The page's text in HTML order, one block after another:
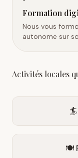
Formation
Nous vous
autonome sur
Activités locales
🍽️